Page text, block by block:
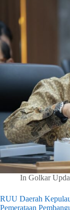
In Golkar
RUU Daerah
Pemerataan